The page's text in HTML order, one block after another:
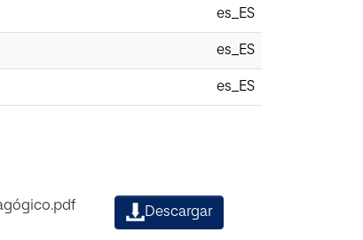
es_ES
es_ES
es_ES
Descargar